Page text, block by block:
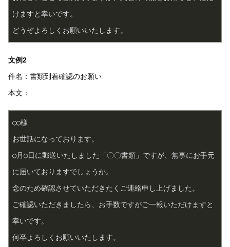
けますと幸いです。
どうぞよろしくお願いいたします。
文例2
件名：書類到着確認のお願い
本文：
○○様
お世話になっております。
○月○日に郵送いたしました「〇〇書類」ですが、無事にお手元
に届いておりますでしょうか。
念のため確認させていただきたくご連絡申し上げました。
ご確認いただきましたら、お手数ですがご一報いただけますと
幸いです。
何卒よろしくお願いいたします。